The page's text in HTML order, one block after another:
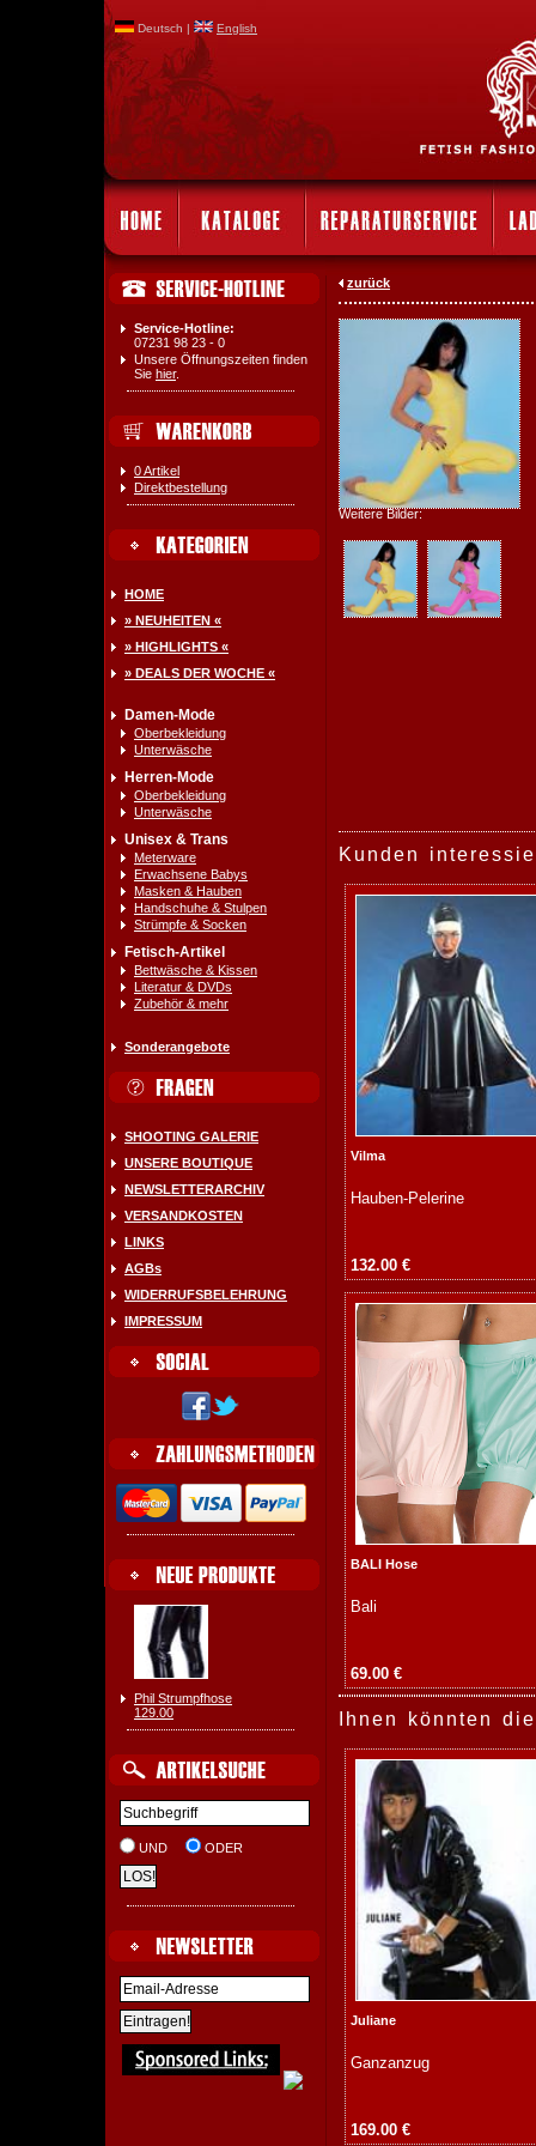
Deutsch | English
Service-Hotline:
07231 98 23 - 0
Unsere Öffnungszeiten finden
Sie hier.
0 Artikel
Direktbestellung
HOME
» NEUHEITEN «
» HIGHLIGHTS «
» DEALS DER WOCHE «
Damen-Mode
Oberbekleidung
Unterwäsche
Herren-Mode
Oberbekleidung
Unterwäsche
Unisex & Trans
Meterware
Erwachsene Babys
Masken & Hauben
Handschuhe & Stulpen
Strümpfe & Socken
Fetisch-Artikel
Bettwäsche & Kissen
Literatur & DVDs
Zubehör & mehr
Sonderangebote
SHOOTING GALERIE
UNSERE BOUTIQUE
NEWSLETTERARCHIV
VERSANDKOSTEN
LINKS
AGBs
WIDERRUFSBELEHRUNG
IMPRESSUM
Phil Strumpfhose
129.00
UND ODER
zurück
Weitere Bilder:
Kunden
Vilma
Hauben-Pelerine
132.00 €
BALI Hose
Bali
69.00 €
Ihnen könnten
Juliane
Ganzanzug
169.00 €